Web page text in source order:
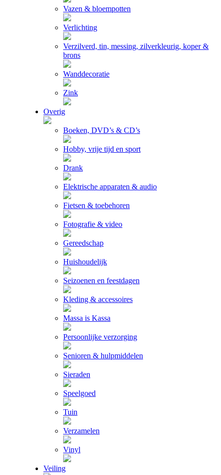
Vazen & bloempotten
Verlichting
Verzilverd, tin, messing, zilverkleurig, koper &
brons
Wanddecoratie
Zink
Overig
Boeken, DVD’s & CD’s
Hobby, vrije tijd en sport
Drank
Elektrische apparaten & audio
Fietsen & toebehoren
Fotografie & video
Gereedschap
Huishoudelijk
Seizoenen en feestdagen
Kleding & accessoires
Massa is Kassa
Persoonlijke verzorging
Senioren & hulpmiddelen
Sieraden
Speelgoed
Tuin
Verzamelen
Vinyl
Veiling